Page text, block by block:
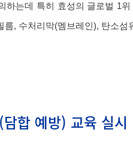
하는데 특히 효성의 글로벌 1
, 수처리막(멤브레인), 탄소섬
합 예방) 교육 실시